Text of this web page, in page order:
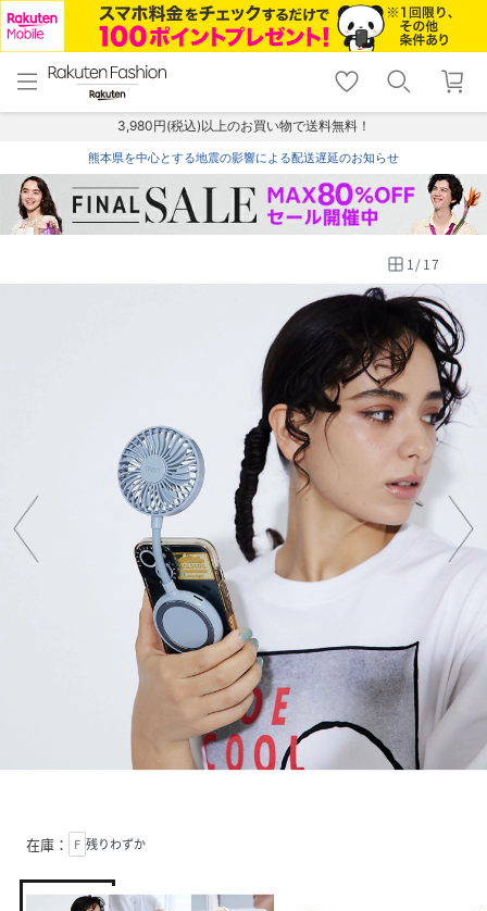
menu home
トップ
shopping_cart lock_outline
ログイン
3,980円(税込)以上のお買い物で送料無料！
熊本県を中心とする地震の影響による配送遅延のお知らせ
1/17
在庫： F 残りわずか